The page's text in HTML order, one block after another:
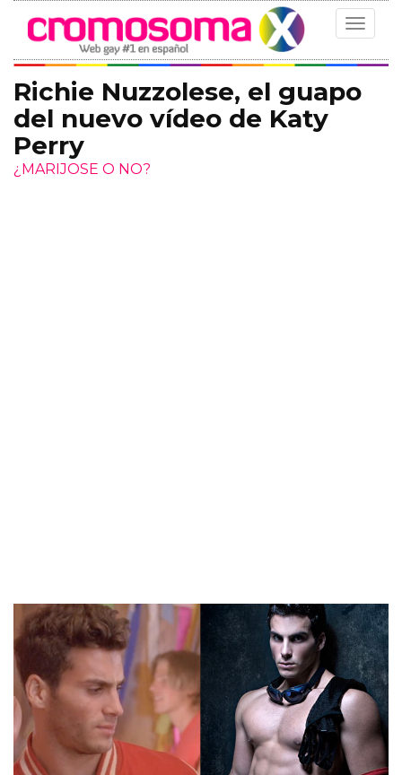
Toggle
Richie Nuzzolese, el guapo
del nuevo vídeo de Katy
Perry
¿MARIJOSE O NO?